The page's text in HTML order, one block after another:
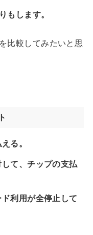
もします。
比較してみたいと思
る。
て、チップの支払
利用が全停止して